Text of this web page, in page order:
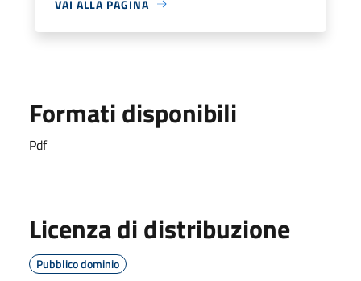
VAI ALLA PAGINA
Formati disponibili
Pdf
Licenza di distribuzione
Pubblico dominio